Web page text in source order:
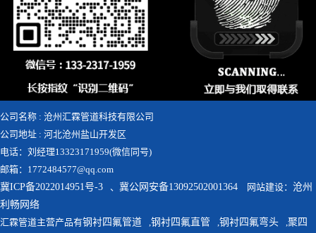
公司名称 : 沧州汇霖管道科技有限公司
公司地址 : 河北沧州盐山开发区
电话：刘经理13323171959(微信同号)
邮箱：1772484577@qq.com
冀ICP备2022014951号-3
、 冀公网安备13092502001364 网站建设： 沧州
利畅网络
汇霖管道主营产品有钢衬四氟管道 钢衬四氟直管 钢衬四氟弯头 聚四